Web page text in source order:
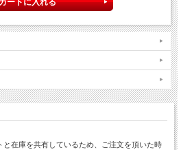
在庫を共有しているため、ご注文を頂いた時